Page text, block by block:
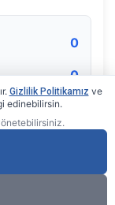
0
0
Gizlilik Politikamız ve
edinebilirsin.